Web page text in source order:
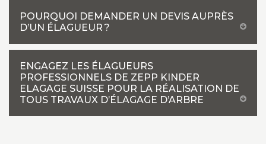
POURQUOI DEMANDER UN DEVIS AUPRÈS
D’UN ÉLAGUEUR ?
ENGAGEZ LES ÉLAGUEURS
PROFESSIONNELS DE ZEPP KINDER
ELAGAGE SUISSE POUR LA RÉALISATION DE
TOUS TRAVAUX D’ÉLAGAGE D’ARBRE